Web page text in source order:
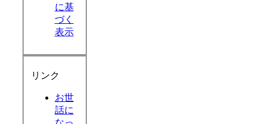
に基
づく
表示
リンク
お世
話に